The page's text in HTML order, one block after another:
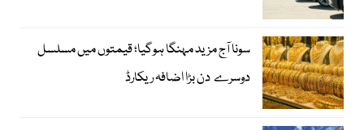
سونا آج مزید مہنگا ہوگیا؛ قیمتوں میں مسلسل
دوسرے دن بڑا اضافہ ریکارڈ